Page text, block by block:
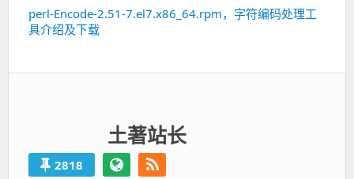
下
一
perl-Encode-2.51-7.el7.x86_64.rpm，字符编码处理工
具介绍及下载
土著站长
2818